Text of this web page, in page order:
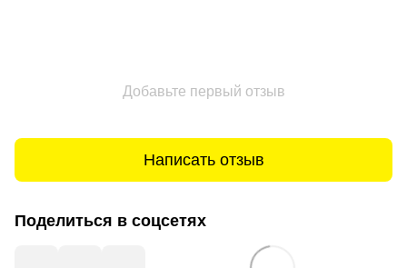
Добавьте первый отзыв
Написать отзыв
Поделиться в соцсетях